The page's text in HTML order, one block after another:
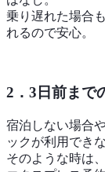
乗り遅れた場合
れるので安心。
2．3日前まで
宿泊しない場合
ックが利用できな
そのような時は、